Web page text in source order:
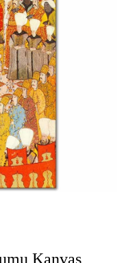
Kanvas